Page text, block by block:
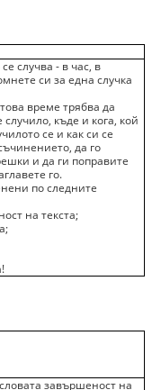
случва - в час, в
си за една случка
време трябва да
къде и кога, кой
се и как си се
да го
и да ги поправите
го.
по следните
на текста;
завършеност на